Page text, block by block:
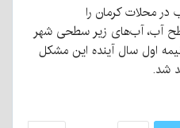
محلات کرمان را
آب، آب‌های زیر سطحی شهر
اول سال آینده این مشکل
شد.